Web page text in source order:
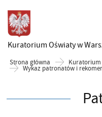
Kuratorium Oświatyw
Strona główna Kuratorium
Wykaz patronatów i